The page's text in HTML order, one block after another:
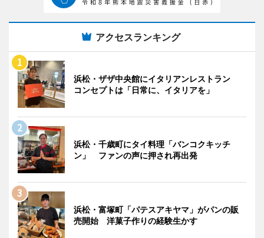
アクセスランキング
浜松・ザザ中央館にイタリアンレストラン
コンセプトは「日常に、イタリアを」
浜松・千歳町にタイ料理「バンコクキッチ
ン」 ファンの声に押され再出発
浜松・富塚町「パテスアキヤマ」がパンの販
売開始 洋菓子作りの経験生かす